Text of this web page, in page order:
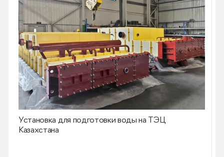
Установка для подготовки воды на ТЭЦ
Казахстана